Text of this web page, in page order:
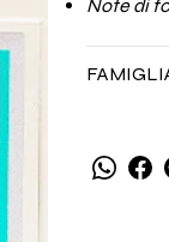
Note di